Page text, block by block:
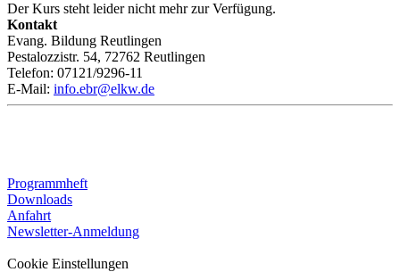
Der Kurs steht leider nicht mehr zur Verfügung.
Kontakt
Evang. Bildung Reutlingen
Pestalozzistr. 54, 72762 Reutlingen
Telefon: 07121/9296-11
E-Mail: info.ebr@elkw.de
Programmheft
Downloads
Anfahrt
Newsletter-Anmeldung
Cookie Einstellungen